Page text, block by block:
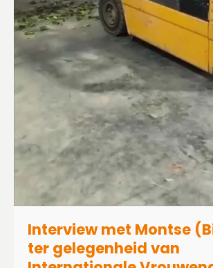
Interview met Montse
ter gelegenheid van